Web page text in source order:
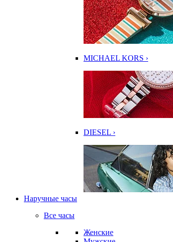
MICHAEL KORS ›
DIESEL ›
Наручные часы
Все часы
Женские